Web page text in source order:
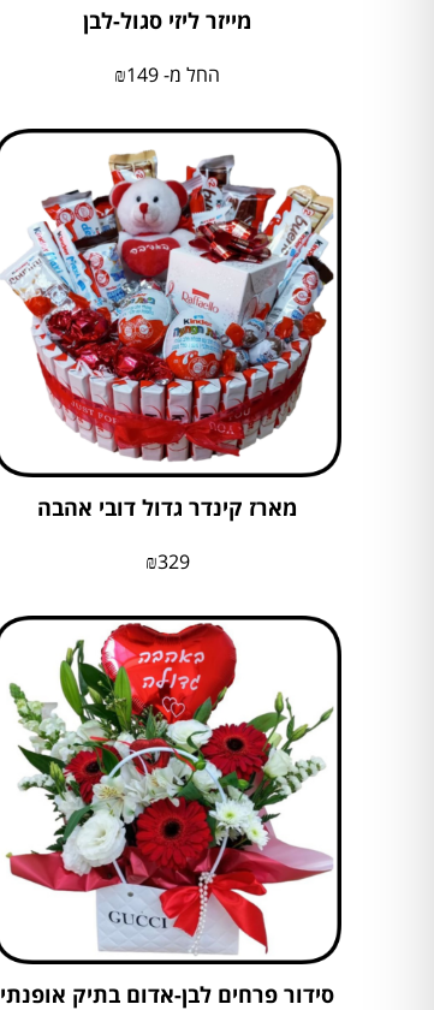
מייזר ליזי סגול-לבן
החל מ- ₪149
מארז קינדר גדול דובי אהבה
₪329
סידור פרחים לבן-אדום בתיק אופנתי